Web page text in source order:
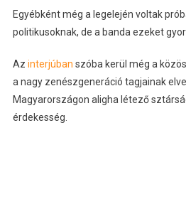
Egyébként még a legelején voltak
politikusoknak, de a banda ezeket
Az interjúban szóba kerül még a
a nagy zenészgeneráció tagjainak
Magyarországon aligha létező
érdekesség.